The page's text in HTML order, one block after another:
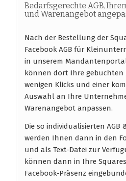
Bedarfsgerechte AGB,
und Warenangebot
Nach der Bestellung der
Facebook AGB für
in unserem
können dort Ihre gebuchten
wenigen Klicks und einer
Auswahl an Ihre
Warenangebot anpassen.
Die so individualisierten AGB
werden Ihnen dann in den
und als Text-Datei zur
können dann in Ihre
Facebook-Präsenz